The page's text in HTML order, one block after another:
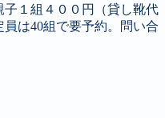
１組４００円（貸し靴代
は40組で要予約。問い合